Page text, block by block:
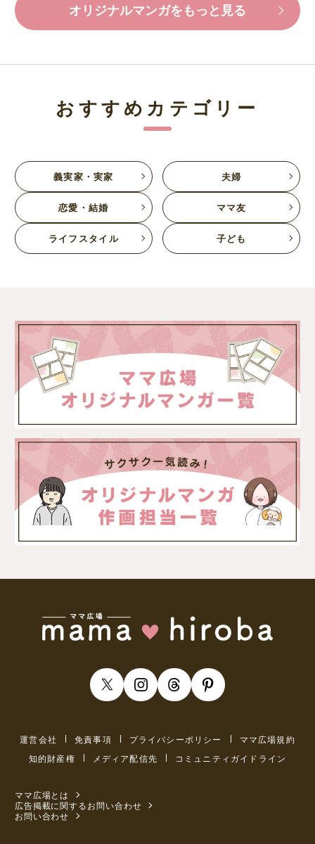
オリジナルマンガをもっと見る
おすすめカテゴリー
義実家・実家 夫婦
恋愛・結婚 ママ友
ライフスタイル 子ども
運営会社 免責事項 プライバシーポリシー
ママ広場規約
知的財産権
メディア配信先 コミュニティガイドライン
ママ広場とは
広告掲載に関するお問い合わせ
お問い合わせ